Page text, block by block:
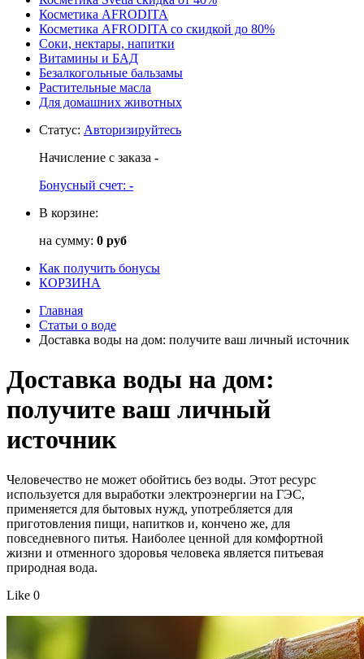
Косметика AFRODITA
Косметика AFRODITA со скидкой до 80%
Соки, нектары, напитки
Витамины и БАД
Безалкогольные бальзамы
Растительные масла
Для домашних животных
Статус: Авторизируйтесь
Начисление с заказа -
Бонусный счет: -
В корзине:
на сумму: 0 руб
Как получить бонусы
КОРЗИНА
Главная
Статьи о воде
Доставка воды на дом: получите ваш личный источник
Доставка воды на дом:
получите ваш личный
источник
Человечество не может обойтись без воды. Этот ресурс
используется для выработки электроэнергии на ГЭС,
применяется для бытовых нужд, употребляется для
приготовления пищи, напитков и, кончено же, для
повседневного питья. Наиболее ценной для комфортной
жизни и отменного здоровья человека является питьевая
природная вода.
Like 0